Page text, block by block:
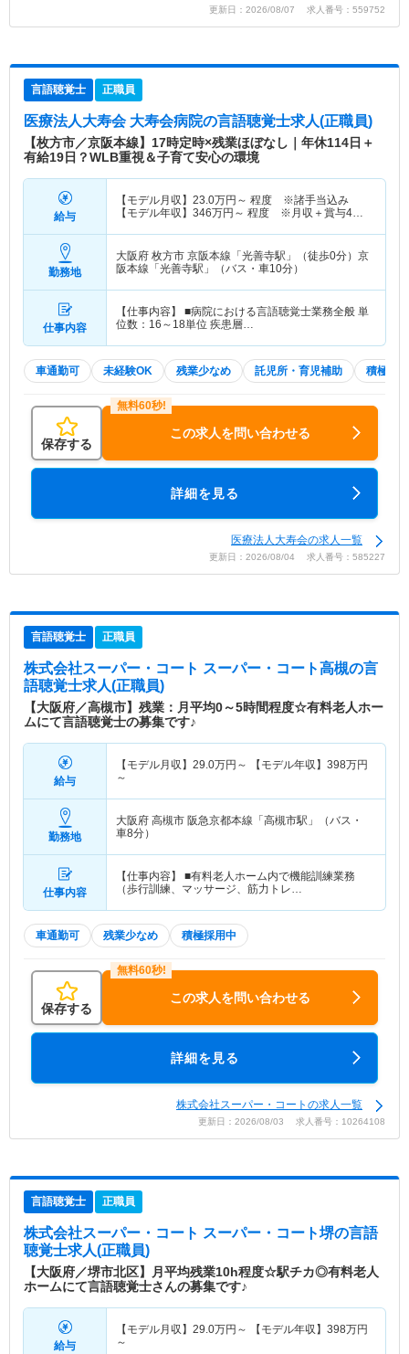
更新日：2026/08/07 求人番号：559752
言語聴覚士 正職員
医療法人大寿会 大寿会病院の言語聴覚士求人(正職員)
【枚方市／京阪本線】17時定時×残業ほぼなし｜年休114日＋
有給19日？WLB重視＆子育て安心の環境
給与
【モデル月収】 23.0万円～ 程度 ※諸手当込み
【モデル年収】 346万円～ 程度 ※月収＋賞与4ヶ
勤務地
大阪府 枚方市 京阪本線「光善寺駅」（徒歩0分）京
阪本線「光善寺駅」（バス・車10分）
仕事内容
【仕事内容】 ■病院における言語聴覚士業務全般 単
位数：16～18単位 疾患層…
車通勤可 未経験OK 残業少なめ 託児所・育児補助 積極採
保存する
この求人を問い合わせる
詳細を見る
医療法人大寿会の求人一覧
更新日：2026/08/04 求人番号：585227
言語聴覚士 正職員
株式会社スーパー・コート スーパー・コート高槻の言
語聴覚士求人(正職員)
【大阪府／高槻市】残業：月平均0～5時間程度☆有料老人ホー
ムにて言語聴覚士の募集です♪
給与
【モデル月収】 29.0万円～ 【モデル年収】 398万円
～
勤務地
大阪府 高槻市 阪急京都本線「高槻市駅」（バス・
車8分）
仕事内容
【仕事内容】 ■有料老人ホーム内で機能訓練業務
（歩行訓練、マッサージ、筋力トレ…
車通勤可 残業少なめ 積極採用中
保存する
この求人を問い合わせる
詳細を見る
株式会社スーパー・コートの求人一覧
更新日：2026/08/03 求人番号：10264108
言語聴覚士 正職員
株式会社スーパー・コート スーパー・コート堺の言語
聴覚士求人(正職員)
【大阪府／堺市北区】月平均残業10h程度☆駅チカ◎有料老人
ホームにて言語聴覚士さんの募集です♪
給与
【モデル月収】 29.0万円～ 【モデル年収】 398万円
～